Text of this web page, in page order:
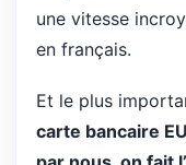
une vitesse
en français.
Et le plus
carte bancaire